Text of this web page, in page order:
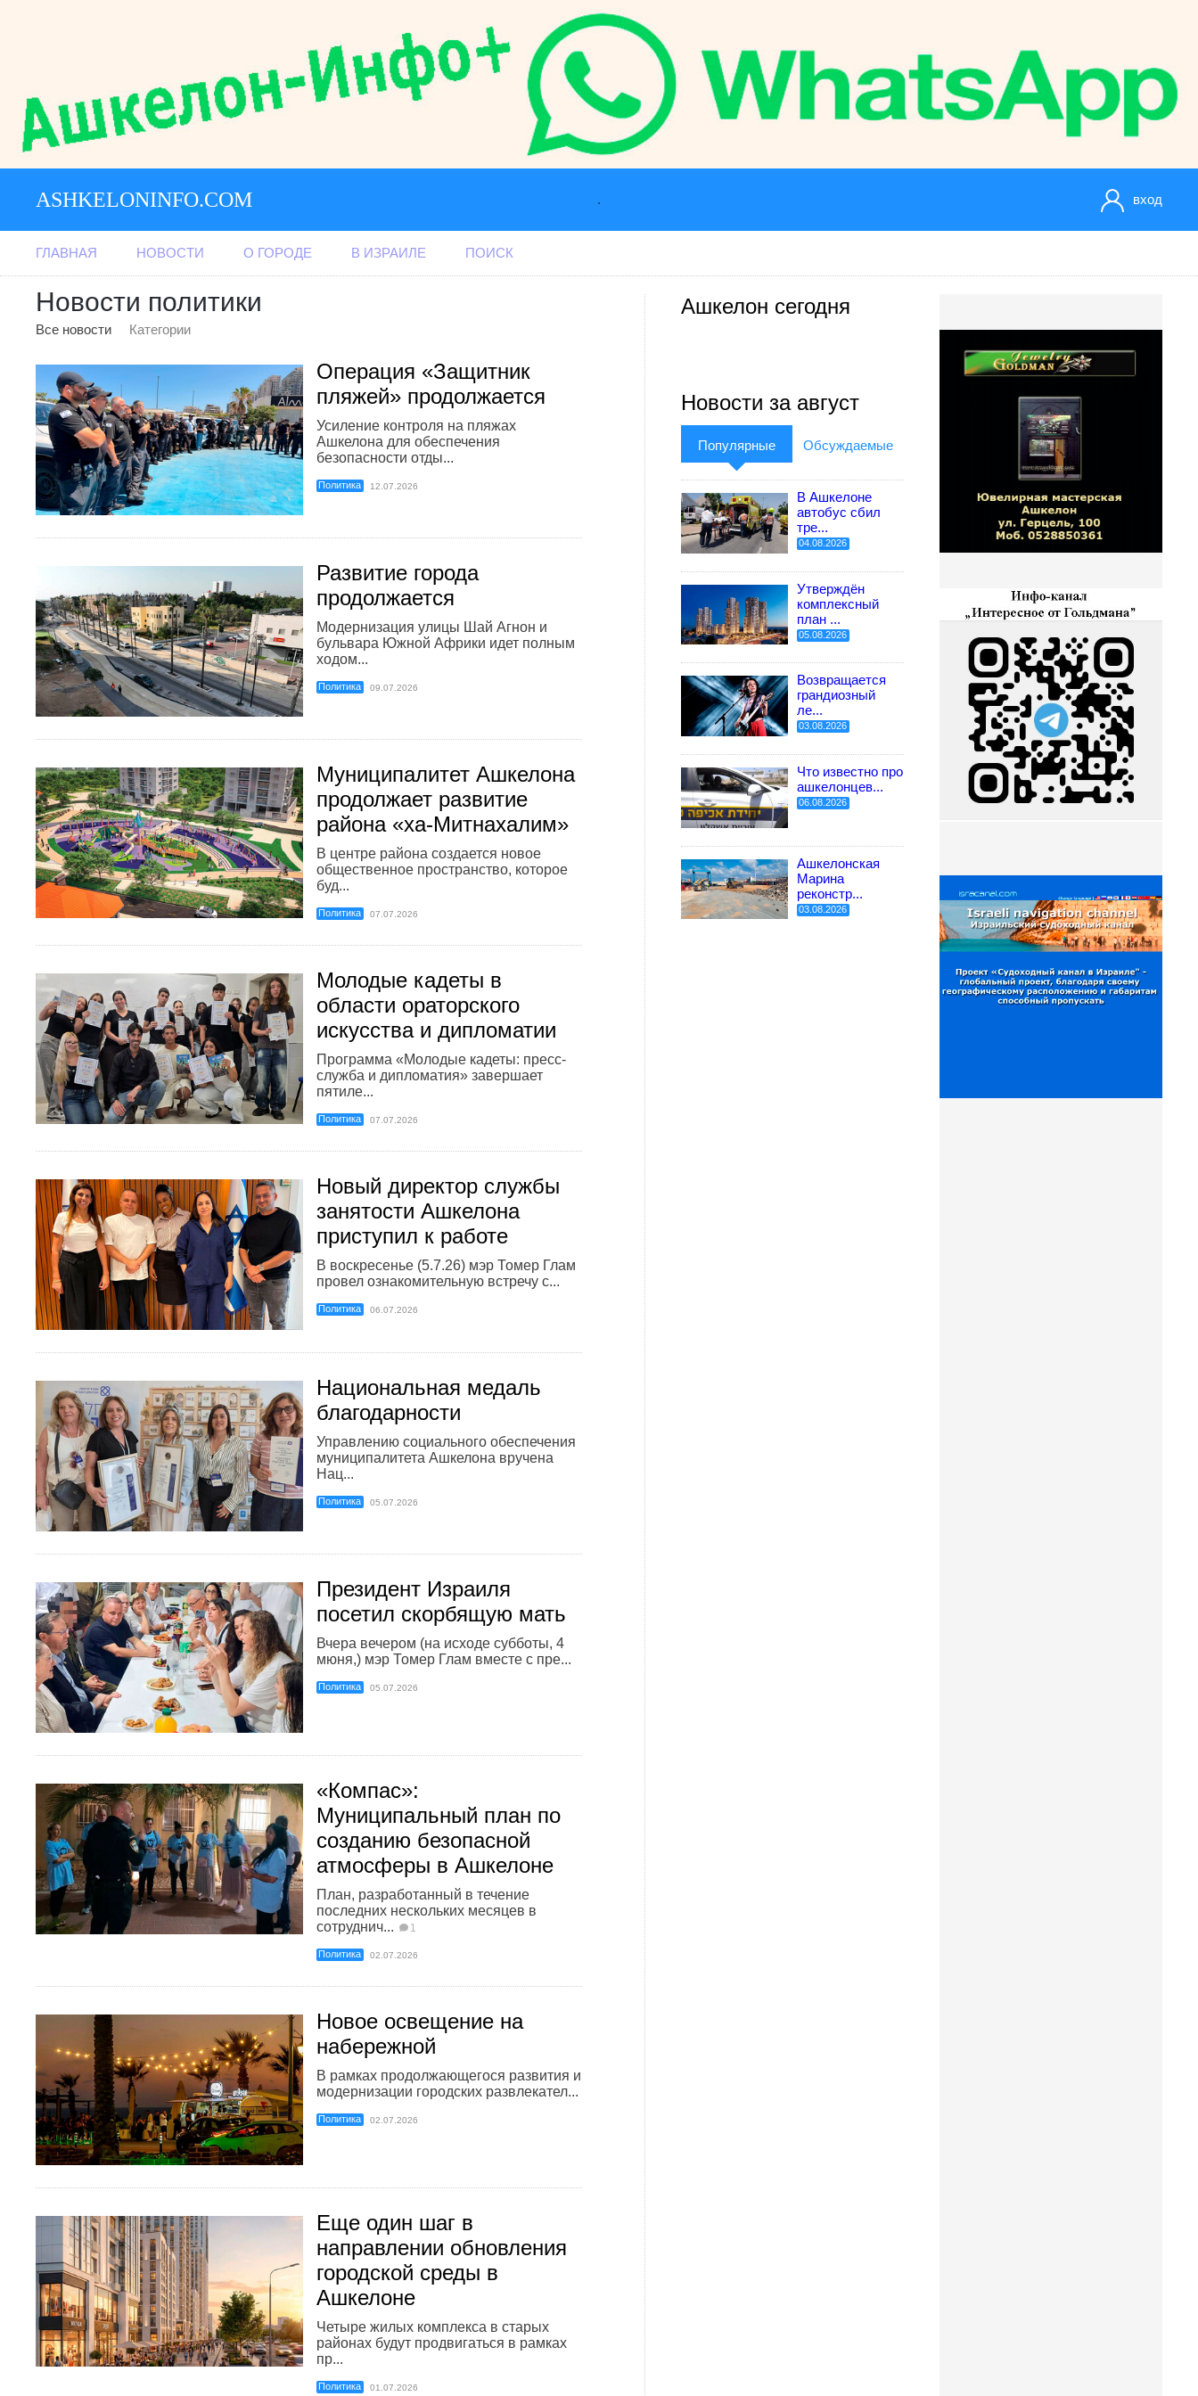
ASHKELONINFO.COM . вход
ГЛАВНАЯ НОВОСТИ О ГОРОДЕ В ИЗРАИЛЕ ПОИСК
Новости политики
Все новости Категории
Операция «Защитник
пляжей» продолжается
Усиление контроля на пляжах
Ашкелона для обеспечения
безопасности отды...
Политика 12.07.2026
Развитие города
продолжается
Модернизация улицы Шай Агнон и
бульвара Южной Африки идет полным
ходом...
Политика 09.07.2026
Муниципалитет Ашкелона
продолжает развитие
района «ха-Митнахалим»
В центре района создается новое
общественное пространство, которое
буд...
Политика 07.07.2026
Молодые кадеты в
области ораторского
искусства и дипломатии
Программа «Молодые кадеты: пресс-
служба и дипломатия» завершает
пятиле...
Политика 07.07.2026
Новый директор службы
занятости Ашкелона
приступил к работе
В воскресенье (5.7.26) мэр Томер Глам
провел ознакомительную встречу с...
Политика 06.07.2026
Национальная медаль
благодарности
Управлению социального обеспечения
муниципалитета Ашкелона вручена
Нац...
Политика 05.07.2026
Президент Израиля
посетил скорбящую мать
Вчера вечером (на исходе субботы, 4
мюня,) мэр Томер Глам вместе с пре...
Политика 05.07.2026
«Компас»:
Муниципальный план по
созданию безопасной
атмосферы в Ашкелоне
План, разработанный в течение
последних нескольких месяцев в
сотруднич...
1
Политика 02.07.2026
Новое освещение на
набережной
В рамках продолжающегося развития и
модернизации городских развлекател...
Политика 02.07.2026
Еще один шаг в
направлении обновления
городской среды в
Ашкелоне
Четыре жилых комплекса в старых
районах будут продвигаться в рамках
пр...
Политика 01.07.2026
Ашкелон сегодня
Новости за август
Популярные Обсуждаемые
В Ашкелоне
автобус сбил
тре...
04.08.2026
Утверждён
комплексный
план ...
05.08.2026
Возвращается
грандиозный
ле...
03.08.2026
Что известно про
ашкелонцев...
06.08.2026
Ашкелонская
Марина
реконстр...
03.08.2026